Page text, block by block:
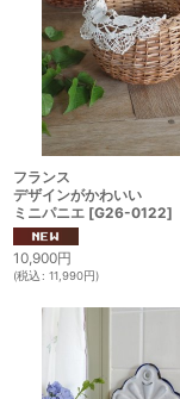
フランス
デザインがかわいい
ミニパニエ [G26-0122]
10,900円
(税込: 11,990円)